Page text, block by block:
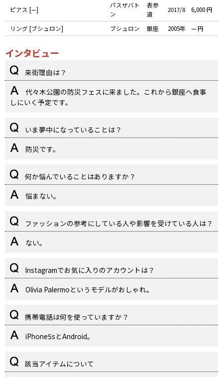
ピアス [—]
パスザバト
ン
表参
道
2017/8 6,000 円
リング [ブシュロン] ブシュロン 銀座 2005年 — 円
インタビュー
来街理由は？
代々木公園の防災フェスに来ました。これから銀座へ食事
しにいく予定です。
いま夢中になっていることは？
防災です。
何か悩んでいることはありますか？
悩まない。
ファッションの参考にしている人や影響を受けている人は？
ない。
Instagramでお気に入りのアカウントは？
Olivia Palermoというモデルがおしゃれ。
携帯電話は何を使っていますか？
iPhone5sとAndroid。
該当アイテムについて